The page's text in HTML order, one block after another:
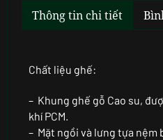
Thông tin chi tiết
Chất liệu ghế:
– Khung ghế gỗ Cao su,
khí PCM.
– Mặt ngồi và lưng tựa nệm